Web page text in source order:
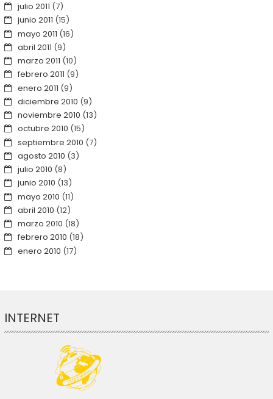
julio 2011 (7)
junio 2011 (15)
mayo 2011 (16)
abril 2011 (9)
marzo 2011 (10)
febrero 2011 (9)
enero 2011 (9)
diciembre 2010 (9)
noviembre 2010 (13)
octubre 2010 (15)
septiembre 2010 (7)
agosto 2010 (3)
julio 2010 (8)
junio 2010 (13)
mayo 2010 (11)
abril 2010 (12)
marzo 2010 (18)
febrero 2010 (18)
enero 2010 (17)
INTERNET